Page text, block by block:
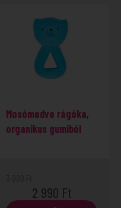
Mosómedve rágóka,
organikus gumiból
2 990 Ft